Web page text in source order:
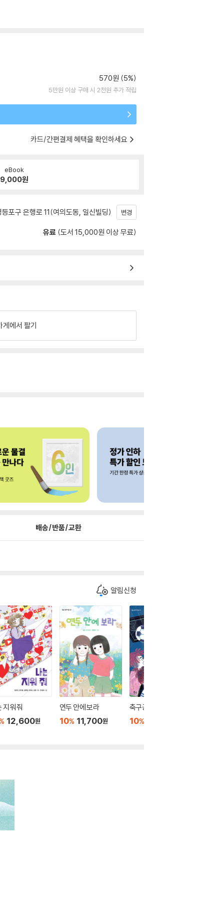
570원 (5%)
5만원 이상 구매 시 2천원 추가 적립
카드/간편결제 혜택을 확인하세요
eBook
9,000원
포구 은행로 11(여의도동, 일신빌딩) 변경
유료 (도서 15,000원 이상 무료)
게에서 팔기
배송/반품/교환
알림신청
지워 줘
12,600원
연두 안에 보라
10% 11,700원
축구공을 누가 찼을까
10%